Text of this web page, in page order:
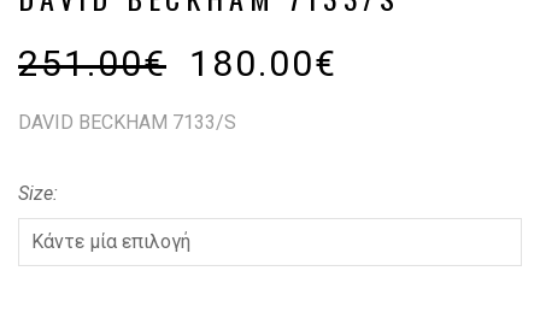
251.00€ 180.00€
DAVID BECKHAM 7133/S
Size